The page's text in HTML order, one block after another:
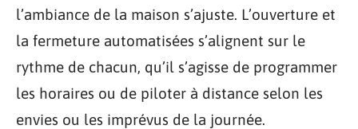
l’ambiance de la maison s’ajuste. L’ouverture et
la fermeture automatisées s’alignent sur le
rythme de chacun, qu’il s’agisse de programmer
les horaires ou de piloter à distance selon les
envies ou les imprévus de la journée.